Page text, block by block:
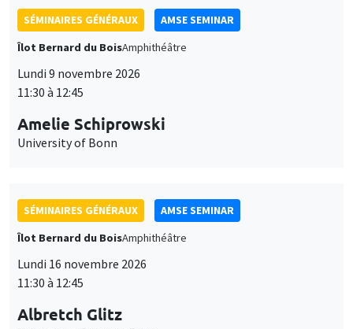
Îlot Bernard du BoisAmphithéâtre
Lundi 9 novembre 2026
11:30 à 12:45
Amelie Schiprowski
University of Bonn
Îlot Bernard du BoisAmphithéâtre
Lundi 16 novembre 2026
11:30 à 12:45
Albretch Glitz
Universitat Pompeu Fabra
personnelles
et
des
cookies
politique de confidentialité.
Personnaliser